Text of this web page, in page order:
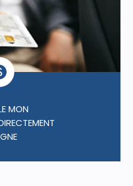
MON